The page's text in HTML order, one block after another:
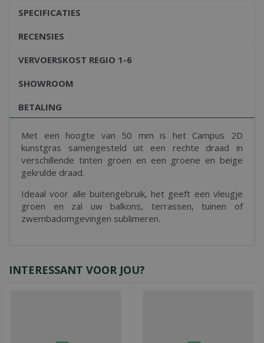
SPECIFICATIES
RECENSIES
VERVOERSKOST REGIO 1-6
SHOWROOM
BETALING
Met een hoogte van 50 mm is het Campus 2D
kunstgras samengesteld uit een rechte draad in
verschillende tinten groen en een groene en beige
gekrulde draad.
Ideaal voor alle buitengebruik, het geeft een vleugje
groen en zal uw balkons, terrassen, tuinen of
zwembadomgevingen sublimeren.
INTERESSANT VOOR JOU?